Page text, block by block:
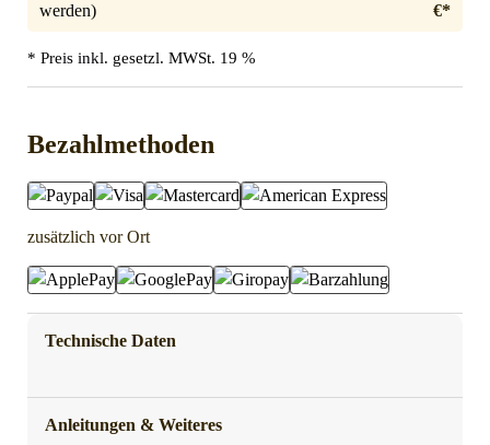
werden)
€*
* Preis inkl. gesetzl. MWSt. 19 %
Bezahlmethoden
zusätzlich vor Ort
Technische Daten
Anleitungen & Weiteres